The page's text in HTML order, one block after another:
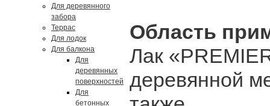
Для деревянного
забора
Террас
Для лодок
Для балкона
Для
деревянных
поверхностей
Для
бетонных
Область
Лак
деревянной